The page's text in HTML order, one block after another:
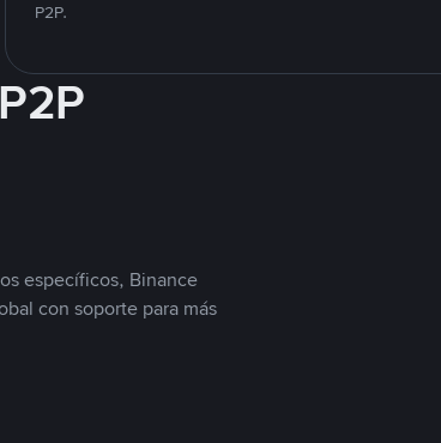
P2P.
específicos, Binance
con soporte para más